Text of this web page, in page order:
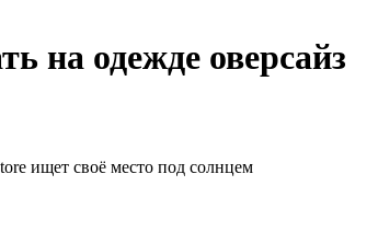
на одежде оверсайз
ищет своё место под солнцем